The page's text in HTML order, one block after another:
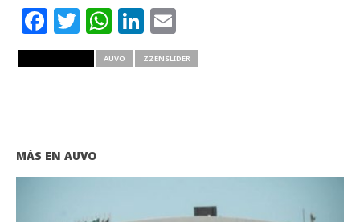
Facebook
Twitter
WhatsApp
LinkedIn
Email
AUVO ZZENSLIDER
MÁS EN AUVO